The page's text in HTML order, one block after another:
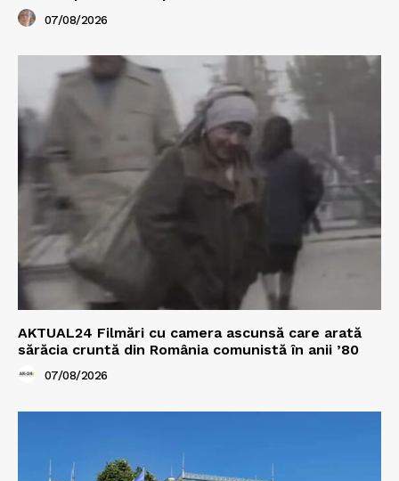
07/08/2026
AKTUAL24 Filmări cu camera ascunsă care arată
sărăcia cruntă din România comunistă în anii ’80
07/08/2026